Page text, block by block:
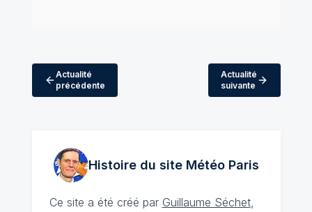
Actualité
précédente
Actualité
suivante
Histoire du site MétéoParis
Ce site a été créé par Guillaume Séchet,